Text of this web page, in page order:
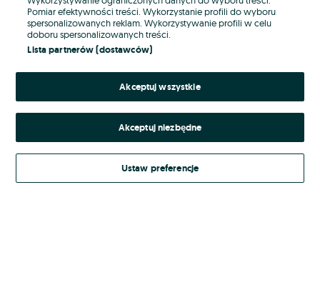
Hasło
Nie pamiętasz hasła?
Zaloguj się
Kontynuując za pośrednictwem jednego z dostawców wskazanych powyżej,
Regulamin serwisuOLX.pl w jego aktualnym brzmieniu.
Pomiar efektywności treści. Wykorzystanie profili do wyboru
spersonalizowanych reklam. Wykorzystywanie profili w celu
doboru spersonalizowanych treści.
Lista partnerów (dostawców)
Akceptuj wszystkie
Akceptuj niezbędne
Ustaw preferencje